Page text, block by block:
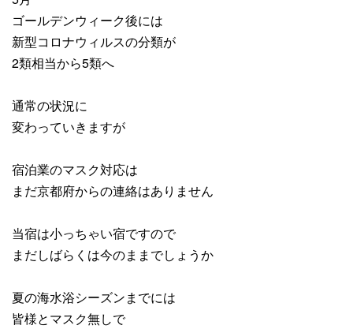
ゴールデンウィーク後には
新型コロナウィルスの分類が
2類相当から5類へ
通常の状況に
変わっていきますが
宿泊業のマスク対応は
まだ京都府からの連絡はありません
当宿は小っちゃい宿ですので
まだしばらくは今のままでしょうか
夏の海水浴シーズンまでには
皆様とマスク無しで